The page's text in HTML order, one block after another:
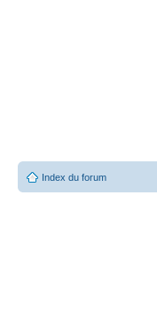
Index du forum